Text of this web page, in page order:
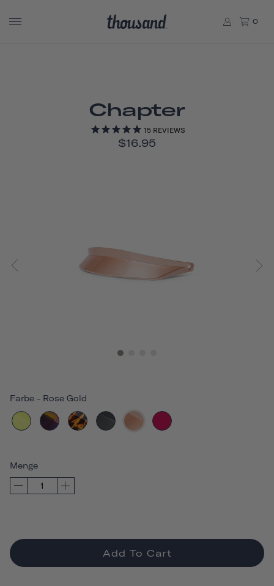
0
Chapter
15 REVIEWS
$16.95
Farbe - Rose Gold
Menge
Add To Cart